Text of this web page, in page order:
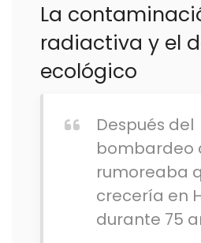
La
radiactiva y el
ecológico
Después del
bombardeo
rumoreaba
crecería en
durante 75